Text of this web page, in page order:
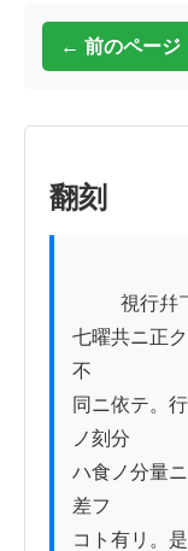
← 前のページ
翻刻
七曜共ニ正
不
同ニ依テ。
ノ刻分
ハ食ノ分量
差フ
コト有リ。